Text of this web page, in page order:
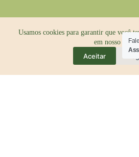
Usamos cookies para garantir que você
em nosso site.
Aceitar